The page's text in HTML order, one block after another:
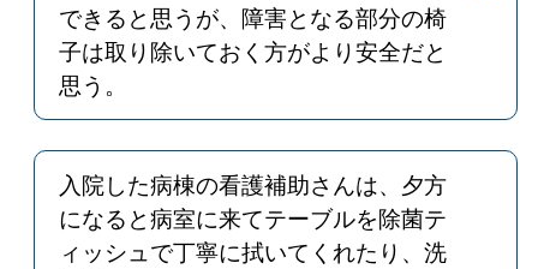
できると思うが、障害となる部分の椅
子は取り除いておく方がより安全だと
思う。
回答
ご意見ありがとうございます。ご指摘
いただいた防火扉の障害となる椅子は
移動いたしました。別の防火扉につい
ても同じような状況にある場合はすぐ
に改善いたします。
入院した病棟の看護補助さんは、夕方
になると病室に来てテーブルを除菌テ
ィッシュで丁寧に拭いてくれたり、洗